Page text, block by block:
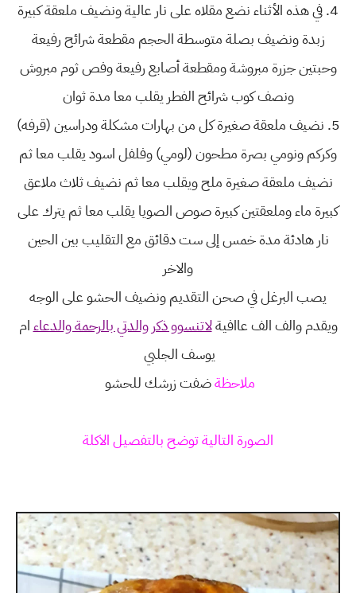
4. في هذه الأثناء نضع مقلاه على نار عالية ونضيف ملعقة كبيرة
زبدة ونضيف بصلة متوسطة الحجم مقطعة شرائح رفيعة
وحبتين جزرة مبروشة ومقطعة أصابع رفيعة وفص ثوم مبروش
ونصف كوب شرائح الفطر يقلب معا مدة ثوان
5. نضيف ملعقة صغيرة كل من بهارات مشكلة ودراسين (قرفه)
وكركم ونومي بصرة مطحون (لومي) وفلفل اسود يقلب معا ثم
نضيف ملعقة صغيرة ملح ويقلب معا ثم نضيف ثلاث ملاعق
كبيرة ماء وملعقتين كبيرة صوص الصويا يقلب معا ثم يترك على
نار هادئة مدة خمس إلى ست دقائق مع التقليب بين الحين
والاخر
يصب البرغل في صحن التقديم ونضيف الحشو على الوجه
ويقدم والف الف عاافيةلاتنسوو ذكر والدتي بالرحمة والدعاءام
يوسف الجلبي
ملاحظةضفت زرشك للحشو
الصورة التالية توضح بالتفصيل الاكلة